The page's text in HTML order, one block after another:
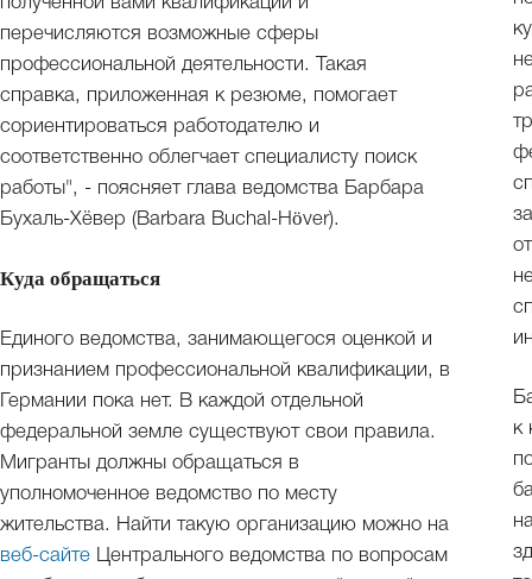
перечисляются возможные сферы
профессиональной деятельности. Такая
справка, приложенная к резюме, помогает
сориентироваться работодателю и
соответственно облегчает специалисту поиск
работы", - поясняет глава ведомства Барбара
Бухаль-Хёвер (Barbara Buchal-Höver).
Куда обращаться
Единого ведомства, занимающегося оценкой и
признанием профессиональной квалификации, в
Германии пока нет. В каждой отдельной
федеральной земле существуют свои правила.
Мигранты должны обращаться в
уполномоченное ведомство по месту
жительства. Найти такую организацию можно на
веб-сайте Центрального ведомства по вопросам
к